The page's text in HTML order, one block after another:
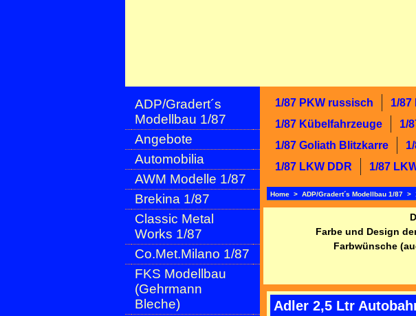
ADP/Gradert´s
Modellbau 1/87
Angebote
Automobilia
AWM Modelle 1/87
Brekina 1/87
Classic Metal
Works 1/87
Co.Met.Milano 1/87
FKS Modellbau
(Gehrmann
Bleche)
1/87 PKW russisch 1/87
1/87 Kübelfahrzeuge
1/
1/87 Goliath Blitzkarre
1/87 LKW DDR
1/87
Home > ADP/Gradert´s Modellbau 1/87 >
Farbe und Design
Farbwünsche
Adler 2,5 Ltr